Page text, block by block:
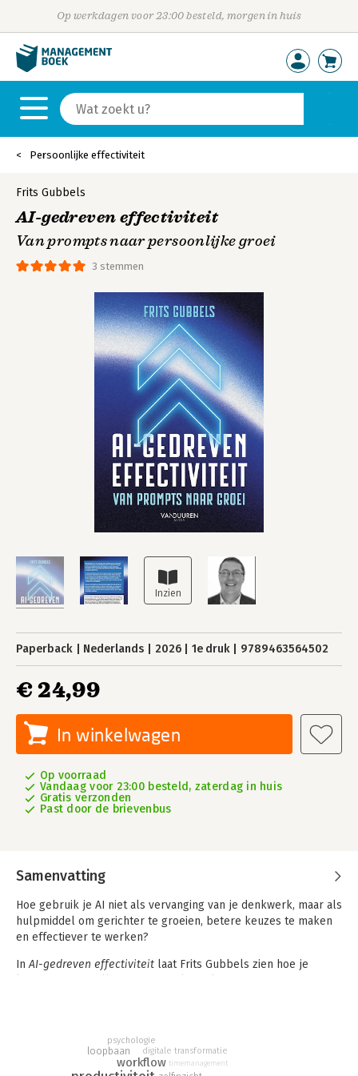
Op werkdagen voor 23:00 besteld, morgen in huis
Persoonlijke effectiviteit
3 stemmen
Frits Gubbels
AI-gedreven effectiviteit
Van prompts naar persoonlijke groei
Paperback Nederlands 2026 1e druk 9789463564502
€ 24,99
In winkelwagen
Op voorraad
Vandaag voor 23:00 besteld, zaterdag in huis
Gratis verzonden
Past door de brievenbus
Samenvatting
Hoe gebruik je AI niet als vervanging van je denkwerk, maar als
hulpmiddel om gerichter te groeien, betere keuzes te maken
en effectiever te werken?
InAI-gedreven effectiviteit laat Frits Gubbels zien hoe je
en ethiek. Daarna ga je aan de slag met een reeks bekende
modellen en hulpmiddelen die je met AI direct toepasbaar
workflow
loopbaan
psychologie
digitale transformatie
timemanagement